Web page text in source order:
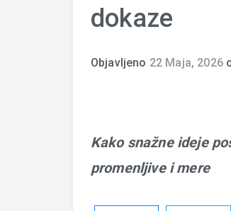
dokaze
Objavljeno 22 Maja, 2026
Kako snažne ideje
promenljive i mere